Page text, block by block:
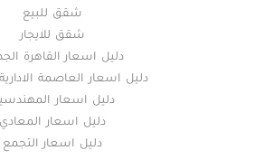
شقق للبيع
شقق للايجار
دليل اسعار القاهرة
دليل اسعار العاصمة
دليل اسعار
دليل اسعار المعادي
دليل اسعار التجمع